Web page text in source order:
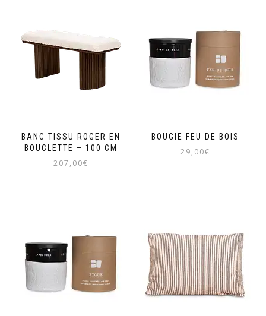
BANC TISSU ROGER EN
BOUCLETTE – 100 CM
207,00€
BOUGIE FEU DE BOIS
29,00€